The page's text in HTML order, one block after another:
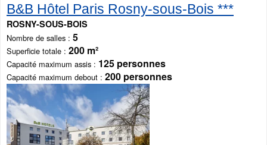
B&B Hôtel Paris Rosny-sous-Bois ***
ROSNY-SOUS-BOIS
Nombre de salles 5
Superficie totale 200 m²
Capacité maximum assis 125 personnes
Capacité maximum debout 200 personnes